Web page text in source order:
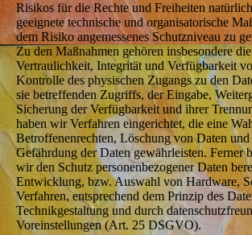
Risikos für die Rechte und Freiheiten
geeignete technische und organisatorische
dem Risiko angemessenes Schutzniveau zu
Zu den Maßnahmen gehören insbesondere
Vertraulichkeit, Integrität und Verfügbarkeit
Kontrolle des physischen Zugangs zu den
sie betreffenden Zugriffs, der Eingabe,
Sicherung der Verfügbarkeit und ihrer
haben wir Verfahren eingerichtet, die eine
Betroffenenrechten, Löschung von Daten
Gefährdung der Daten gewährleisten. Ferner
wir den Schutz personenbezogener Daten
Entwicklung, bzw. Auswahl von Hardware,
Verfahren, entsprechend dem Prinzip des
Technikgestaltung und durch
Voreinstellungen (Art. 25 DSGVO).